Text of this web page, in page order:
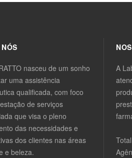
nasceu de um sonho
uma assistência
qualificada, com foco
de serviços
que visa o pleno
das necessidades e
dos clientes nas áreas
e beleza.
A